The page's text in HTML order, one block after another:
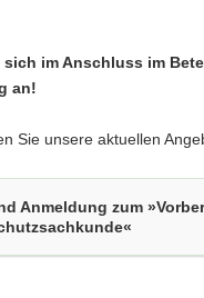
sich im Anschluss im
an!
Sie unsere aktuellen
Anmeldung zum